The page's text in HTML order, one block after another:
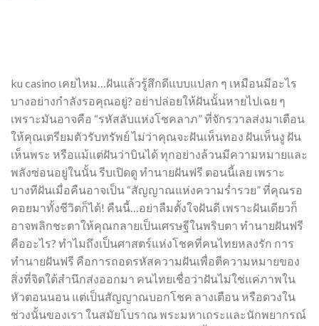
ku casino เคยไหม…ฝันแล้วรู้สึกดีแบบแปลก ๆ เหมือนมีอะไร
บางอย่างกำลังรอคุณอยู่? อย่าปล่อยให้ฝันนั้นหายไปเฉย ๆ
เพราะมันอาจคือ “รหัสลับแห่งโชคลาภ” ที่จักรวาลส่งมาเตือน
ให้คุณเตรียมตัวรับทรัพย์ ไม่ว่าคุณจะฝันเห็นทอง ฝันเห็นงู ฝัน
เห็นพระ หรือแม้แต่ฝันว่าบินได้ ทุกอย่างล้วนมีความหมายและ
พลังซ่อนอยู่ในนั้น รีบเปิดดู ทำนายฝันฟรี ตอนนี้เลย เพราะ
บางทีฝันเมื่อคืนอาจเป็น “สัญญาณแห่งความร่ำรวย” ที่คุณรอ
คอยมาทั้งชีวิตก็ได้! คืนนี้…อย่าลืมตั้งใจฝันดี เพราะฝันเดียวก็
อาจพลิกชะตาให้คุณกลายเป็นเศรษฐีในพริบตา ทำนายฝันฟรี
คืออะไร? ทำไมถึงเป็นศาสตร์แห่งโชคที่คนไทยหลงรัก การ
ทำนายฝันฟรี คือการถอดรหัสความฝันเพื่อตีความหมายของ
สิ่งที่จิตใต้สำนึกส่งออกมา คนไทยเชื่อว่าฝันไม่ใช่แค่ภาพใน
หัวตอนนอน แต่เป็นสัญญาณบอกโชค ลางเตือน หรือดวงใน
ช่วงนั้นของเรา ในสมัยโบราณ พระมหาเถระและนักพยากรณ์